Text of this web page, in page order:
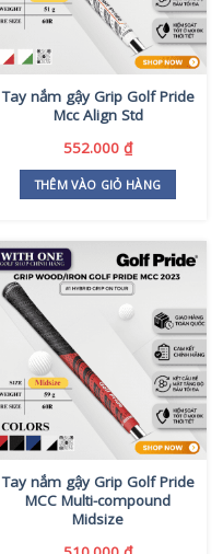
Tay nắm gậy Grip Golf Pride
Mcc Align Std
552.000 ₫
THÊM VÀO GIỎ HÀNG
Tay nắm gậy Grip Golf Pride
MCC Multi-compound
Midsize